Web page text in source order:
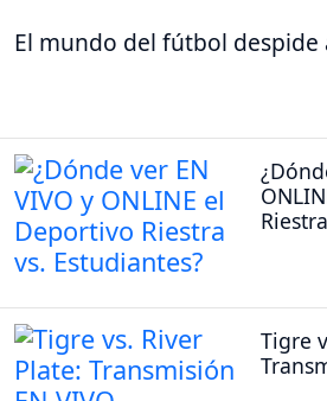
El mundo del fútbol despide
Tigre